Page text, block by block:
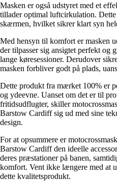
Masken er også udstyret med et
tillader optimal luftcirkulation.
skærmen, hvilket sikrer klart syn
Med hensyn til komfort er masken
der tilpasser sig ansigtet perfekt og
lange køresessioner. Derudover
masken forbliver godt på plads,
Dette produkt fra mærket 100% er
og ydeevne. Uanset om det er til
fritidsudflugter, skiller
Barstow Cardiff sig ud med sine
design.
For at opsummere er
Barstow Cardiff den ideelle
deres præstationer på banen,
komfort. Vent ikke længere med at
dette kvalitetsprodukt.